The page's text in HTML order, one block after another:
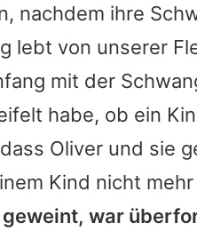
nachdem ihre
lebt von unserer
mit der
habe, ob ein
Oliver und sie
Kind nicht
war